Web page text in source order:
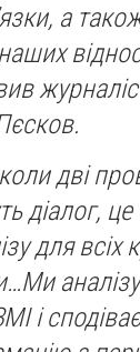
а
дві
діалог,
для всіх
і